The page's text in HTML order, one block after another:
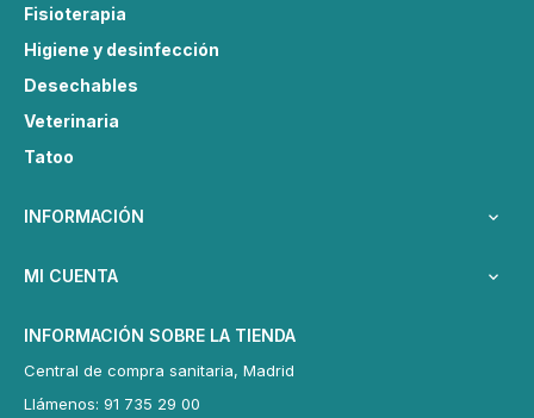
Fisioterapia
Higiene y desinfección
Desechables
Veterinaria
Tatoo
INFORMACIÓN 
MI CUENTA 
INFORMACIÓN SOBRE LA TIENDA
Central de compra sanitaria, Madrid
Llámenos: 91 735 29 00